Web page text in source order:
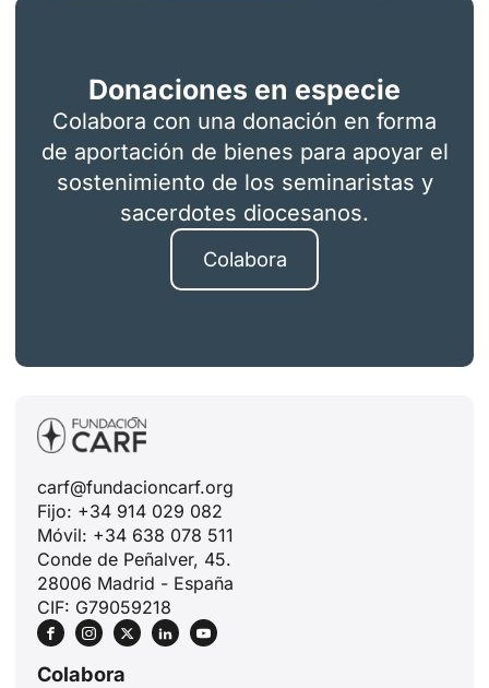
Donaciones en especie
Colabora con una donación en forma
de aportación de bienes para apoyar el
sostenimiento de los seminaristas y
sacerdotes diocesanos.
Colabora
carf@fundacioncarf.org
Fijo: +34 914 029 082
Móvil: +34 638 078 511
Conde de Peñalver, 45.
28006 Madrid - España
CIF: G79059218
Colabora